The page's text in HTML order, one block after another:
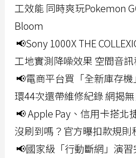
工效能 同時爽玩Pokemon
Bloom
📢Sony 1000X THE
工地實測降噪效果 空間音
📢電商平台買「全新庫存
環44次還帶維修紀錄 網揭
📢 Apple Pay、信用卡搭北
沒刷到嗎？官方曝扣款規則
📢國家級「行動斷網」演習